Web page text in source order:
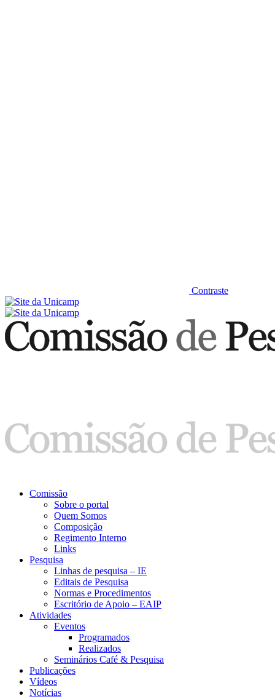
Contraste
Comissão
Sobre o portal
Quem Somos
Composição
Regimento Interno
Links
Pesquisa
Linhas de pesquisa – IE
Editais de Pesquisa
Normas e Procedimentos
Escritório de Apoio – EAIP
Atividades
Eventos
Programados
Realizados
Seminários Café & Pesquisa
Publicações
Vídeos
Notícias